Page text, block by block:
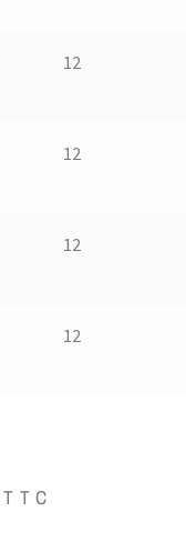
12
12
12
12
TTC